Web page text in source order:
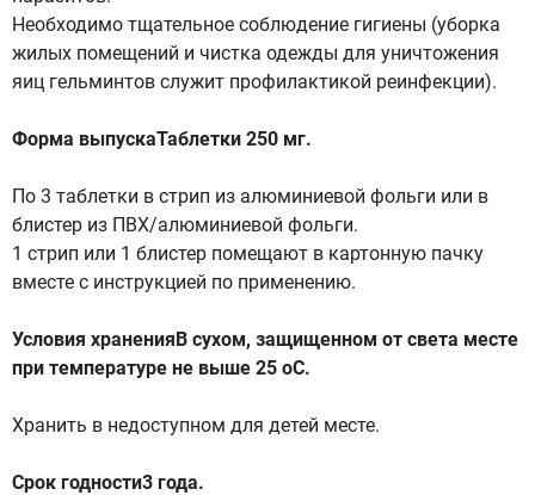
Необходимо тщательное соблюдение гигиены (уборка
жилых помещений и чистка одежды для уничтожения
яиц гельминтов служит профилактикой реинфекции).
Форма выпускаТаблетки 250 мг.
По 3 таблетки в стрип из алюминиевой фольги или в
блистер из ПВХ/алюминиевой фольги.
1 стрип или 1 блистер помещают в картонную пачку
вместе с инструкцией по применению.
Условия храненияВ сухом, защищенном от света месте
при температуре не выше 25 oС.
Хранить в недоступном для детей месте.
Срок годности3 года.